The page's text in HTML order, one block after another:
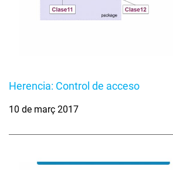
Herencia: Control de acceso
10 de març 2017